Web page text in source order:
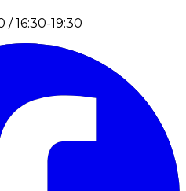
/ 16:30-19:30